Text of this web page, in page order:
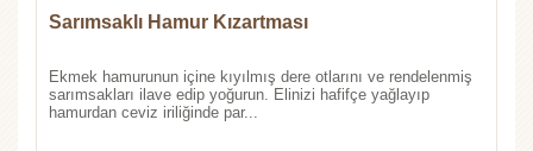
Sarımsaklı Hamur Kızartması
Ekmek hamurunun içine kıyılmış dere otlarını ve rendelenmiş
sarımsakları ilave edip yoğurun. Elinizi hafifçe yağlayıp
hamurdan ceviz iriliğinde par...